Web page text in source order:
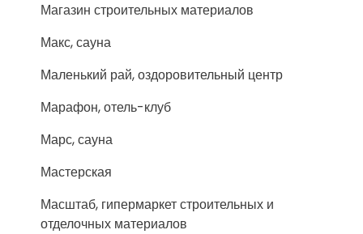
Магазин строительных материалов
Макс, сауна
Маленький рай, оздоровительный центр
Марафон, отель-клуб
Марс, сауна
Мастерская
Масштаб, гипермаркет строительных и
отделочных материалов